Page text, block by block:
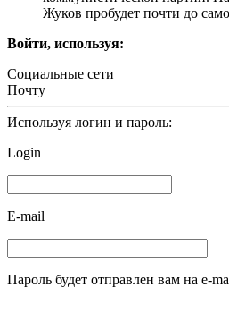
Жуков пробудет почти до
Войти, используя:
Социальные сети
Почту
Используя логин и пароль:
Login
E-mail
Пароль будет отправлен вам на e-